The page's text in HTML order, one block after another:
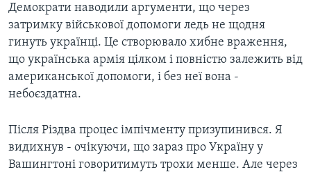
Демократи наводили аргументи, що через
затримку військової допомоги ледь не щодня
гинуть українці. Це створювало хибне враження,
що українська армія цілком і повністю залежить від
американської допомоги, і без неї вона -
небоєздатна.
Після Різдва процес імпічменту призупинився. Я
видихнув - очікуючи, що зараз про Україну у
Вашингтоні говоритимуть трохи менше. Але через